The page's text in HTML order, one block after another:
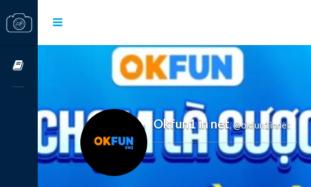
Okfun1 in net,@okfun1innet